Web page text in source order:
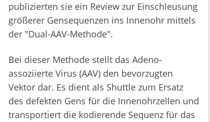
publizierten sie ein Review zur Einschleusung
größerer Gensequenzen ins Innenohr mittels
der "Dual-AAV-Methode".
Bei dieser Methode stellt das Adeno-
assoziierte Virus (AAV) den bevorzugten
Vektor dar. Es dient als Shuttle zum Ersatz
des defekten Gens für die Innenohrzellen und
transportiert die kodierende Sequenz für das